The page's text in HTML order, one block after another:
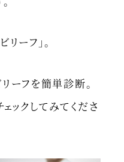
ーフ」。
ーフを簡単診断。
ックしてみてくださ